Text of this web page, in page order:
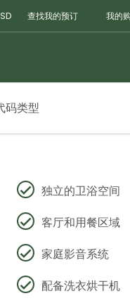
查找我的预订 我的
码类型
独立的卫浴空间
客厅和用餐区域
家庭影音系统
配备洗衣烘干机